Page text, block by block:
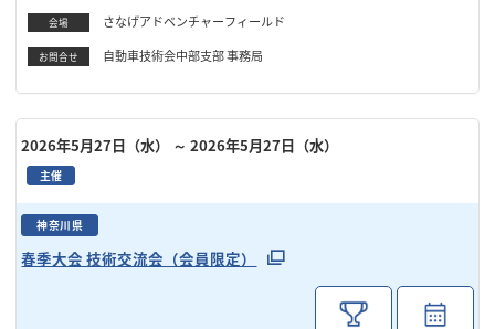
会場 さなげアドベンチャーフィールド
お問合せ 自動車技術会中部支部 事務局
2026年5月27日（水） ～ 2026年5月27日（水）
主催
神奈川県
春季大会 技術交流会（会員限定）